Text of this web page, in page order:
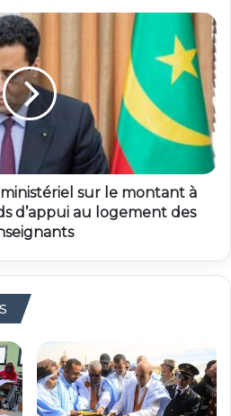
sur le montant à
d’appui au logement des